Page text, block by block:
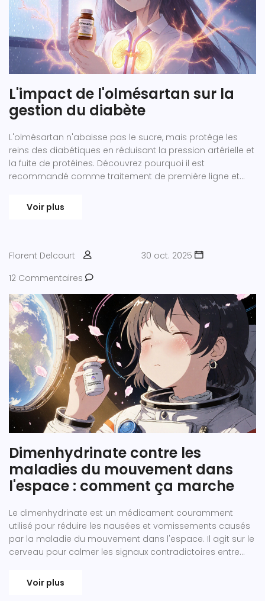
L'impact de l'olmésartan sur la
gestion du diabète
L'olmésartan n'abaisse pas le sucre, mais protège les
reins des diabétiques en réduisant la pression artérielle et
la fuite de protéines. Découvrez pourquoi il est
recommandé comme traitement de première ligne et
Voir plus
Florent Delcourt
30 oct. 2025
12 Commentaires
Dimenhydrinate contre les
maladies du mouvement dans
l'espace : comment ça marche
Le dimenhydrinate est un médicament couramment
utilisé pour réduire les nausées et vomissements causés
par la maladie du mouvement dans l'espace. Il agit sur le
cerveau pour calmer les signaux contradictoires entre
Voir plus